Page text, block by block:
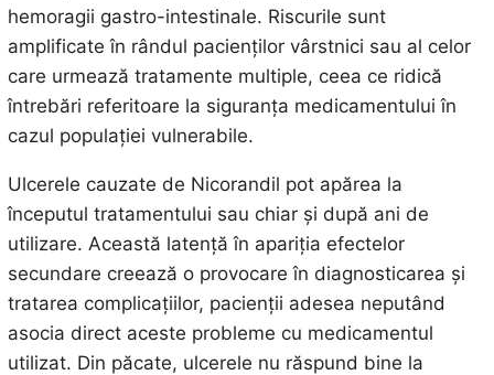
hemoragii gastro-intestinale. Riscurile sunt
amplificate în rândul pacienților vârstnici sau al celor
care urmează tratamente multiple, ceea ce ridică
întrebări referitoare la siguranța medicamentului în
cazul populației vulnerabile.
Ulcerele cauzate de Nicorandil pot apărea la
începutul tratamentului sau chiar și după ani de
utilizare. Această latență în apariția efectelor
secundare creează o provocare în diagnosticarea și
tratarea complicațiilor, pacienții adesea neputând
asocia direct aceste probleme cu medicamentul
utilizat. Din păcate, ulcerele nu răspund bine la